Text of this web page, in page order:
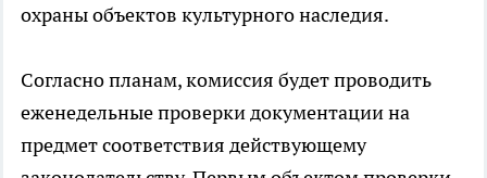
охраны объектов культурного наследия.
Согласно планам, комиссия будет проводить
еженедельные проверки документации на
предмет соответствия действующему